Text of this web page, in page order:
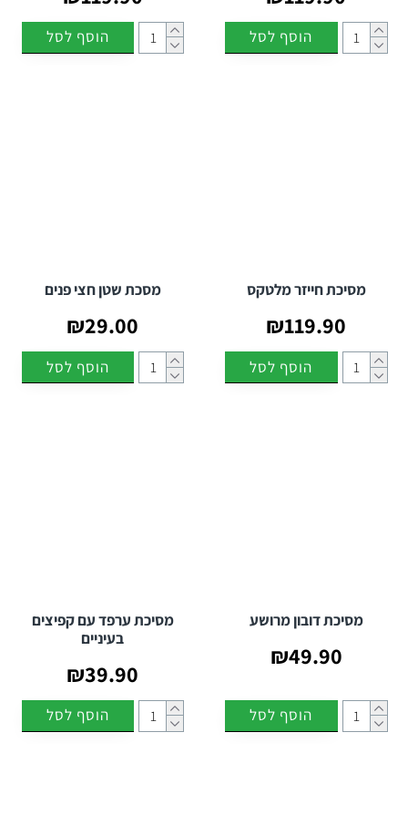
• מסיבות האלווין
• מסיבות פורים
מרשימה מבלי להתפשר על נוחות בזמן המסיבה או האירוע.
ליצירת מראה דרמטי במיוחד.
הוסף לסל הוסף לסל
מסיכת חייזר מלטקס
₪119.90
הוסף לסל
מסכת שטן חצי פנים
₪29.00
הוסף לסל
מסיכת דובון מרושע
₪49.90
הוסף לסל
מסיכת ערפד עם קפיצים
בעיניים
₪39.90
הוסף לסל